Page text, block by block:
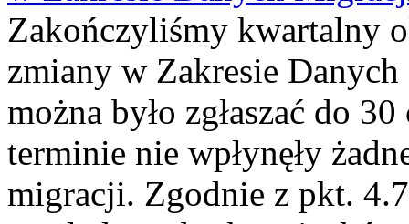
Zakończyliśmy kwartalny
zmiany w Zakresie
można było zgłaszać do
terminie nie wpłynęły
migracji. Zgodnie z pkt.